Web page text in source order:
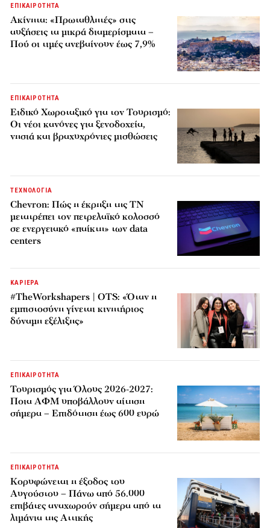
ΕΠΙΚΑΙΡΟΤΗΤΑ
Ακίνητα: «Πρωταθλητές» στις
αυξήσεις τα μικρά διαμερίσματα –
Πού οι τιμές ανεβαίνουν έως 7,9%
ΕΠΙΚΑΙΡΟΤΗΤΑ
Ειδικό Χωροταξικό για τον Τουρισμό:
Οι νέοι κανόνες για ξενοδοχεία,
νησιά και βραχυχρόνιες μισθώσεις
ΤΕΧΝΟΛΟΓΙΑ
Chevron: Πώς η έκρηξη της ΤΝ
μετατρέπει τον πετρελαϊκό κολοσσό
σε ενεργειακό «παίκτη» των data
centers
ΚΑΡΙΕΡΑ
#TheWorkshapers | OTS: «Όταν η
εμπιστοσύνη γίνεται κινητήριος
δύναμη εξέλιξης»
ΕΠΙΚΑΙΡΟΤΗΤΑ
Τουρισμός για Όλους 2026-2027:
Ποια ΑΦΜ υποβάλλουν αίτηση
σήμερα – Επιδότηση έως 600 ευρώ
ΕΠΙΚΑΙΡΟΤΗΤΑ
Κορυφώνεται η έξοδος του
Αυγούστου – Πάνω από 56.000
επιβάτες αναχωρούν σήμερα από τα
λιμάνια της Αττικής